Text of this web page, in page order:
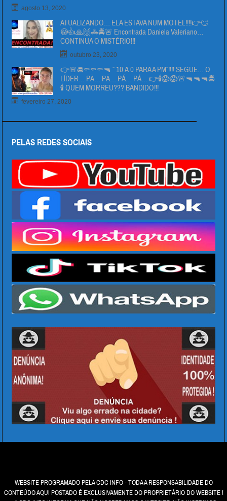
agosto 13, 2020
ATUALIZANDO… ELA ESTAVA NUM MOTEL!!!!👉🙄
😳👍🙏🙌🚓🚔🚨 Encontrada Daniela Valeriano…
CONTINUA O MISTÉRIO!!!
outubro 23, 2020
👉🚨🚔⚰⚰⚰🔫 ” 10 Á 0 PARA A PM”!!!! SEGUE… O
LÍDER… PÄ… PÄ… PÁ… PÁ… 👉🕯😱😱🚨🔫🔫🔫🚔
🕯 QUEM MORREU??? BANDIDO!!!
fevereiro 27, 2020
PELAS REDES SOCIAIS
WEBSITE PROGRAMADO PELA CDC INFO - TODA A RESPONSABILIDADE DO
CONTEÚDO AQUI POSTADO É EXCLUSIVAMENTE DO PROPRIETÁRIO DO WEBSITE !